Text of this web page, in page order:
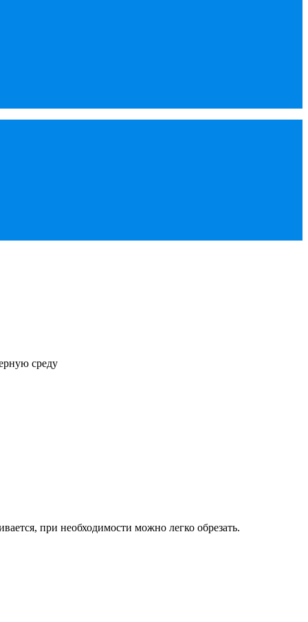
среду
при необходимости можно легко обрезать.